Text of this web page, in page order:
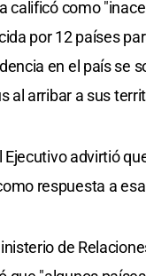
calificó como
por 12 países
en el país se
al arribar a sus
Ejecutivo advirtió
respuesta a
de